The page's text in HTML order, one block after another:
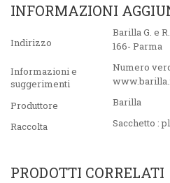
INFORMAZIONI
Indirizzo
Barilla G. e
166- Parma
Informazioni e
suggerimenti
Numero
Produttore
Barilla
Raccolta
Sacchetto :
PRODOTTI CORRELATI